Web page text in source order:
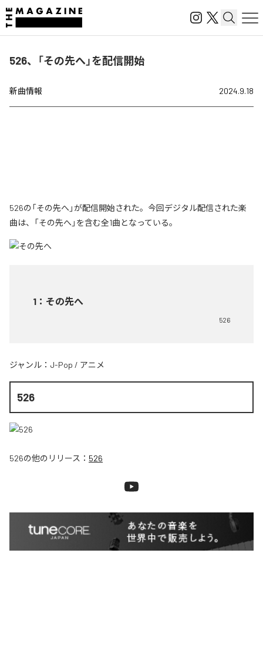
526、「その先へ」を配信開始
新曲情報 2024.9.18
526の「その先へ」が配信開始された。今回デジタル配信された楽
曲は、「その先へ」を含む全1曲となっている。
1 ： その先へ
526
ジャンル： J-Pop / アニメ
526
526の他のリリース： 526